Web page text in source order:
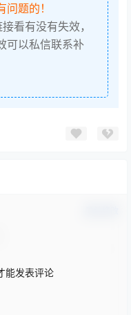
题的！
看有没有失效，
可以私信联系补
能发表评论